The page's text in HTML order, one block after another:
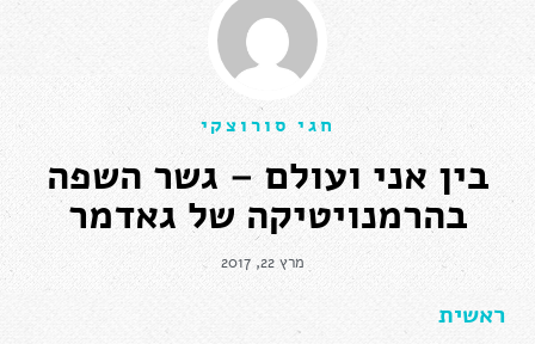
מרץ 22, 2017
חגי סורוצקי
בין אני ועולם – גשר השפה
בהרמנויטיקה של גאדמר
מרץ 22, 2017
ראשית